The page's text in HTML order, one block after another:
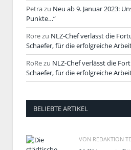
Petrazu Neu ab 9. Januar 2023:
Punkte…“
Rorezu NLZ-Chef verlässt die
Schaefer, für die erfolgreiche
RoRezu NLZ-Chef verlässt die
Schaefer, für die erfolgreiche
BELIEBTE ARTIKEL
VON REDAKTION